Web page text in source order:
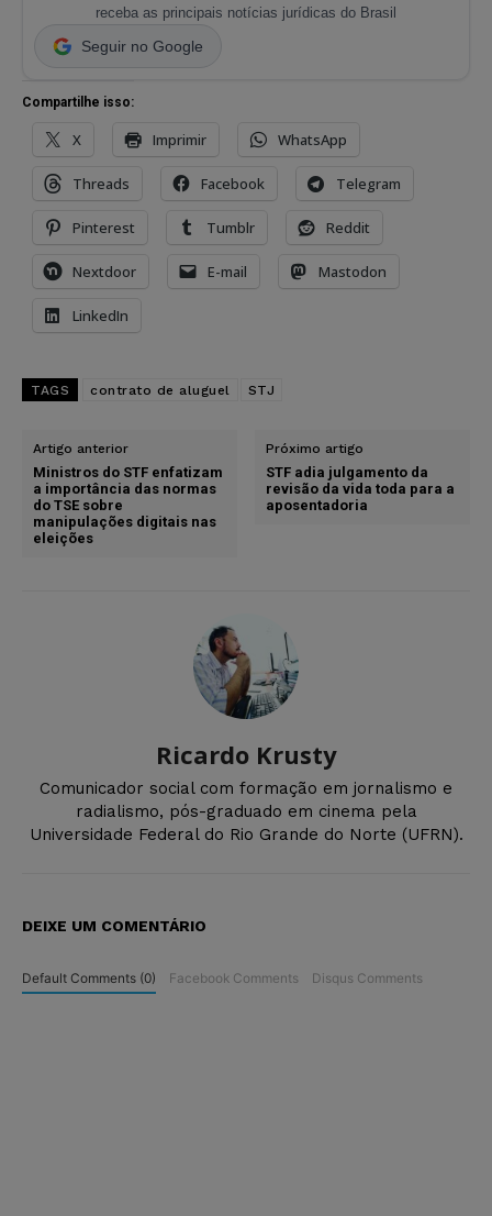
receba as principais notícias jurídicas do Brasil
Seguir no Google
Compartilhe isso:
X Imprimir WhatsApp
Threads Facebook Telegram
Pinterest Tumblr Reddit
Nextdoor E-mail Mastodon
LinkedIn
TAGS contrato de aluguel STJ
Artigo anterior
Ministros do STF enfatizam
a importância das normas
do TSE sobre
manipulações digitais nas
eleições
Próximo artigo
STF adia julgamento da
revisão da vida toda para a
aposentadoria
Ricardo Krusty
Comunicador social com formação em jornalismo e
radialismo, pós-graduado em cinema pela
Universidade Federal do Rio Grande do Norte (UFRN).
DEIXE UM COMENTÁRIO
Default Comments (0) Facebook Comments Disqus Comments